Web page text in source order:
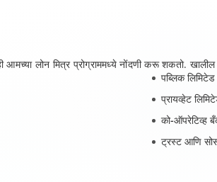
लोन मित्र प्रोग्राममध्ये नोंदणी करू शकतो. खालील
पब्लिक लिमिटेड
प्रायव्हेट
को-ऑपरेटिव्ह
ट्रस्ट आणि